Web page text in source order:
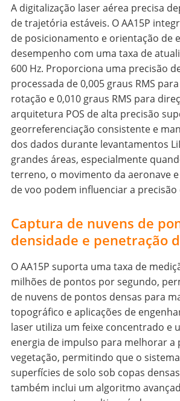
A digitalização laser aérea precisa
de trajetória estáveis. O AA15P
de posicionamento e orientação de
desempenho com uma taxa de
600 Hz. Proporciona uma precisão
processada de 0,005 graus RMS
rotação e 0,010 graus RMS para
arquitetura POS de alta precisão
georreferenciação consistente e
dos dados durante levantamentos
grandes áreas, especialmente
terreno, o movimento da aeronave
de voo podem influenciar a precisão
Captura de nuvens de
densidade e penetração
O AA15P suporta uma taxa de
milhões de pontos por segundo,
de nuvens de pontos densas para
topográfico e aplicações de
laser utiliza um feixe concentrado e
energia de impulso para melhorar a
vegetação, permitindo que o
superfícies de solo sob copas
também inclui um algoritmo